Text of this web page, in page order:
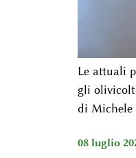
Le attuali
gli
di Michele
08 luglio